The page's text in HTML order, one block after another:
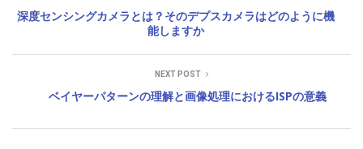
深度センシングカメラとは？そのデプスカメラはどのように機
能しますか
NEXT POST
ベイヤーパターンの理解と画像処理におけるISPの意義